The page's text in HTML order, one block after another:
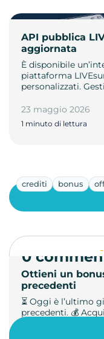
API pubblica
aggiornata
È disponibile
piattaforma
personalizzati.
23 maggio 2026
1 minuto di lettura
crediti bonus
Ottieni un
precedenti
⏳ Oggi è l’ultimo
precedenti. 💰
0